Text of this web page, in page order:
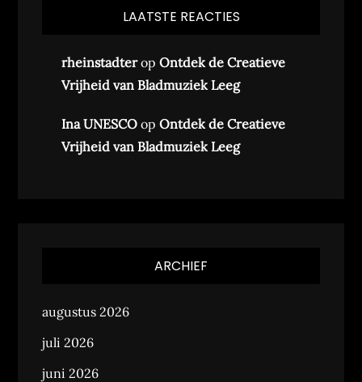
LAATSTE REACTIES
rheinstadteropOntdek de Creatieve
Vrijheid van Bladmuziek Leeg
Ina UNESCO opOntdek de Creatieve
Vrijheid van Bladmuziek Leeg
ARCHIEF
augustus 2026
juli 2026
juni 2026